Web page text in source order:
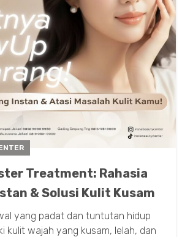
Treatment: Rahasia
& Solusi Kulit Kusam
yang padat dan tuntutan hidup
kulit wajah yang kusam, lelah, dan